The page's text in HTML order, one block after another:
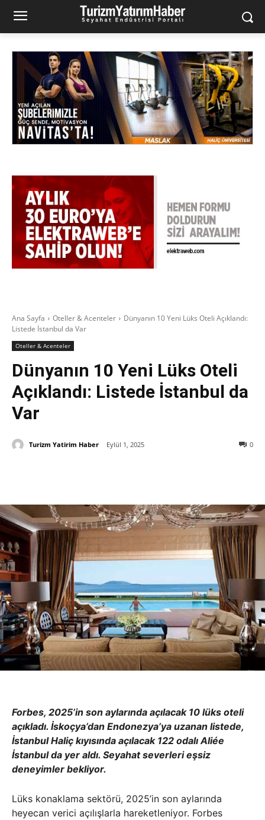
Ana Sayfa Oteller & Acenteler
Dünyanın 10 Yeni Lüks Oteli Açıklandı:
Listede İstanbul da Var
Oteller & Acenteler
Dünyanın 10 Yeni Lüks Oteli
Açıklandı: Listede İstanbul da
Var
0
Turizm Yatirim Haber Eylül 1, 2025
Forbes, 2025’in son aylarında açılacak 10 lüks oteli
açıkladı. İskoçya’dan Endonezya’ya uzanan listede,
İstanbul Haliç kıyısında açılacak 122 odalı Aliée
İstanbul da yer aldı. Seyahat severleri eşsiz
deneyimler bekliyor.
Lüks konaklama sektörü, 2025’in son aylarında
heyecan verici açılışlarla hareketleniyor. Forbes